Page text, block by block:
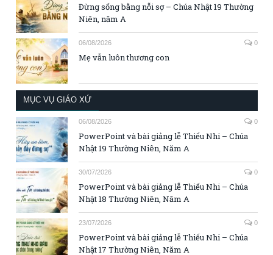
Đừng sống bằng nỗi sợ – Chúa Nhật 19 Thường
Niên, năm A
06/08/2026 0
Mẹ vẫn luôn thương con
MỤC VỤ GIÁO XỨ
06/08/2026 0
PowerPoint và bài giảng lễ Thiếu Nhi – Chúa
Nhật 19 Thường Niên, Năm A
30/07/2026 0
PowerPoint và bài giảng lễ Thiếu Nhi – Chúa
Nhật 18 Thường Niên, Năm A
23/07/2026 0
PowerPoint và bài giảng lễ Thiếu Nhi – Chúa
Nhật 17 Thường Niên, Năm A